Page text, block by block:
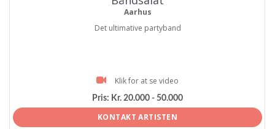
Aarhus
Det ultimative partyband
Klik for at se video
Pris: Kr. 20.000 - 50.000
KONTAKT ARTISTEN